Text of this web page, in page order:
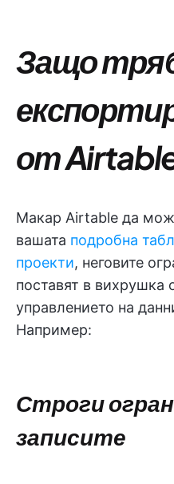
Защо
от
Макар Airtable да
вашата подробна
проекти, неговите
поставят в вихрушка
управлението на
Например:
Строги
записите